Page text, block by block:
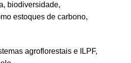
biodiversidade,
estoques de carbono,
agroflorestais e ILPF,